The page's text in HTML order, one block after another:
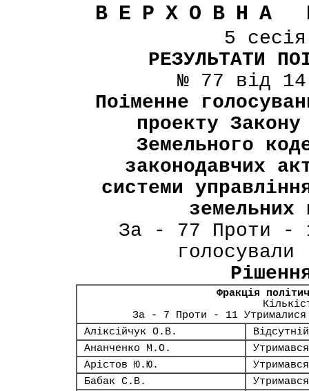
ВЕРХОВНА
5
РЕЗУЛЬТАТИ
№ 77 від
Поіменне
проекту
Земельного
законодавчих
системи
За - 77 Проти -
Фракція
За - 7 Проти - 11
Аліксійчук О.В.
Відсутній
Ананченко М.О.
Утримався
Арістов Ю.Ю.
Утримався
Бабак С.В.
Утримався